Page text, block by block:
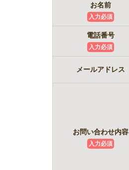
お名前
入力必須
電話番号
入力必須
メールアドレス
お問い合わせ内容
入力必須